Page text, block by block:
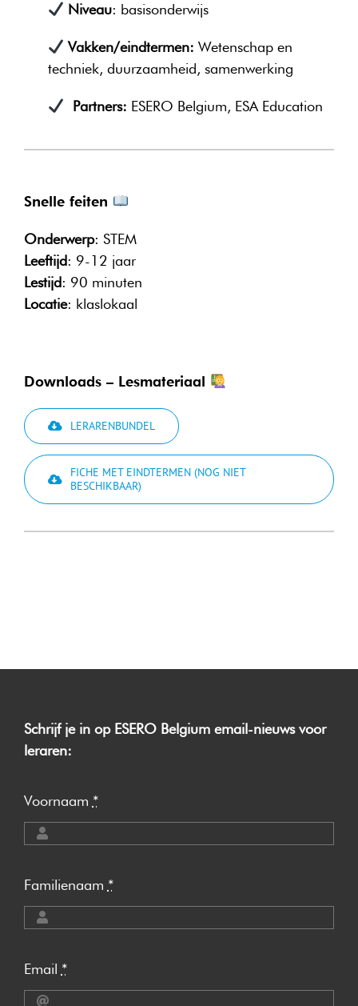
Niveau: basisonderwijs
Vakken/eindtermen: Wetenschap en
techniek, duurzaamheid, samenwerking
Partners: ESERO Belgium, ESA Education
Snelle feiten
Onderwerp: STEM
Leeftijd: 9-12 jaar
Lestijd: 90 minuten
Locatie: klaslokaal
Downloads – Lesmateriaal
LERARENBUNDEL
FICHE MET EINDTERMEN (NOG NIET
BESCHIKBAAR)
Schrijf je in op ESERO Belgium email-nieuws voor
leraren:
Voornaam *
Familienaam *
Email *